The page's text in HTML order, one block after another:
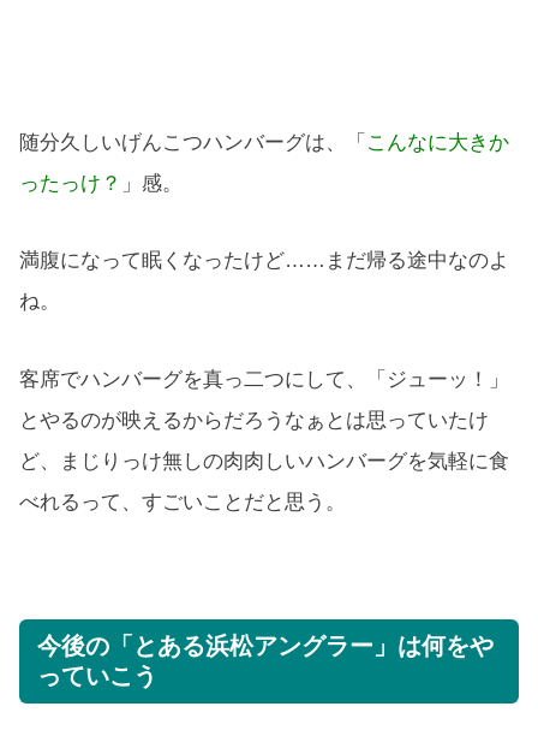
随分久しいげんこつハンバーグは、「 こんなに大きか
ったっけ？ 」感。
満腹になって眠くなったけど……まだ帰る途中なのよ
ね。
客席でハンバーグを真っ二つにして、「ジューッ！」
とやるのが映えるからだろうなぁとは思っていたけ
ど、まじりっけ無しの肉肉しいハンバーグを気軽に食
べれるって、すごいことだと思う。
今後の「とある浜松アングラー」は何をや
っていこう